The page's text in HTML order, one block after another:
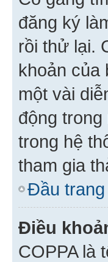
đăng ký
rồi thử lại.
khoản của
một vài
động
trong hệ
tham gia
Đầu trang
Điều
COPPA là